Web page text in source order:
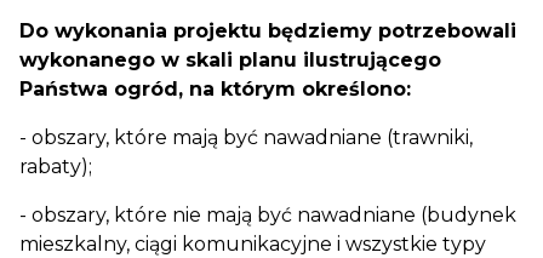
Do wykonania projektu będziemy potrzebowali
wykonanego w skali planu ilustrującego
Państwa ogród, na którym określono:
- obszary, które mają być nawadniane (trawniki,
rabaty);
- obszary, które nie mają być nawadniane (budynek
mieszkalny, ciągi komunikacyjne i wszystkie typy